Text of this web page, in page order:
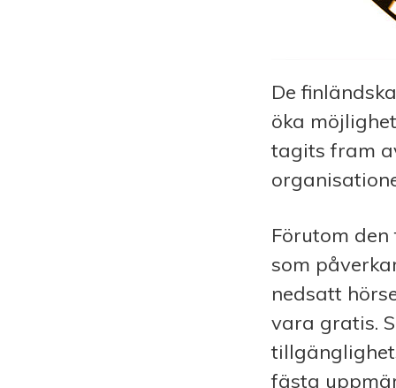
De
öka
tagits fram
Förutom
som
nedsatt
vara gratis.
fästa